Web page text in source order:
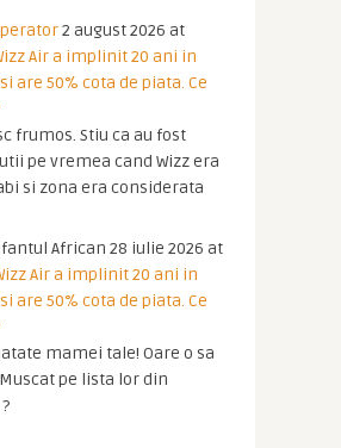
2 august 2026 at
Air a implinit 20 ani in
are 50% cota de piata. Ce
frumos. Stiu ca au fost
pe vremea cand Wizz era
si zona era considerata
African 28 iulie 2026 at
Air a implinit 20 ani in
are 50% cota de piata. Ce
mamei tale! Oare o sa
pe lista lor din